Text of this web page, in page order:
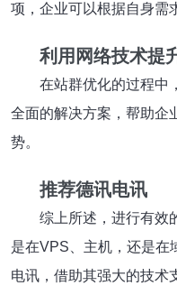
项，企业可以根据自身需
利用网络技术提
在站群优化的过程中
全面的解决方案，帮助企
势。
推荐德讯电讯
综上所述，进行有效
是在VPS、主机，还是在
电讯，借助其强大的技术